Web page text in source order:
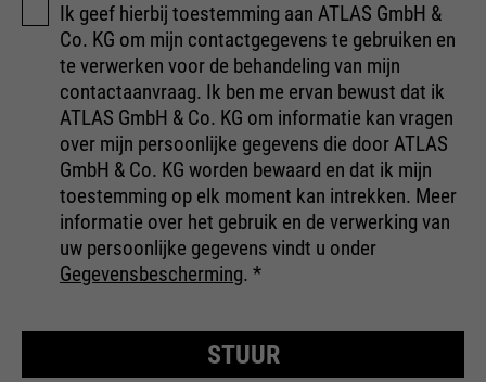
Ik geef hierbij toestemming aan ATLAS GmbH &
Co. KG om mijn contactgegevens te gebruiken en
te verwerken voor de behandeling van mijn
contactaanvraag. Ik ben me ervan bewust dat ik
ATLAS GmbH & Co. KG om informatie kan vragen
over mijn persoonlijke gegevens die door ATLAS
GmbH & Co. KG worden bewaard en dat ik mijn
toestemming op elk moment kan intrekken. Meer
informatie over het gebruik en de verwerking van
uw persoonlijke gegevens vindt u onder
Gegevensbescherming. *
STUUR